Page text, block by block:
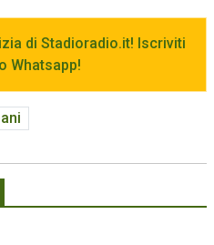
di Stadioradio.it! Iscriviti
Whatsapp!